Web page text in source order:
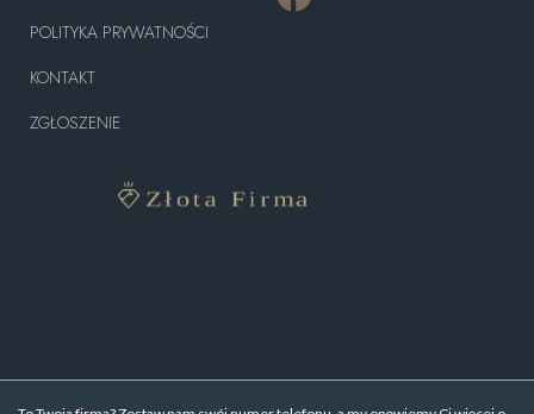
POLITYKA PRYWATNOŚCI
KONTAKT
ZGŁOSZENIE